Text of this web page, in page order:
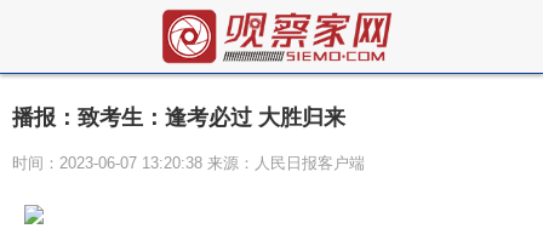
播报：致考生：逢考必过 大胜归来
时间：2023-06-07 13:20:38 来源：人民日报客户端